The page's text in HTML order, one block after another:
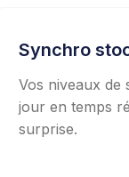
Synchro
Vos niveaux de
jour en temps
surprise.